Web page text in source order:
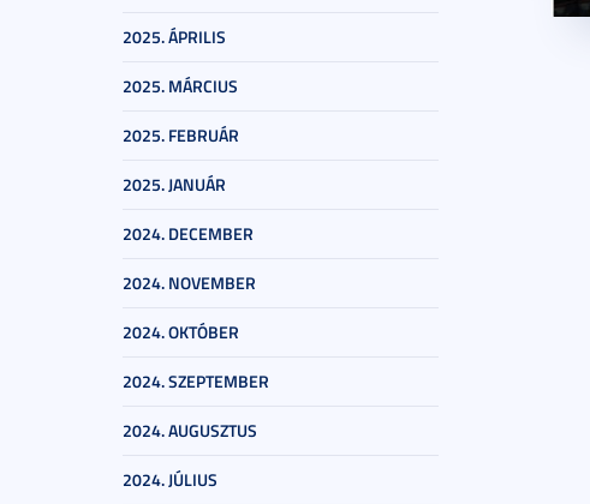
2025. ÁPRILIS
2025. MÁRCIUS
2025. FEBRUÁR
2025. JANUÁR
2024. DECEMBER
2024. NOVEMBER
2024. OKTÓBER
2024. SZEPTEMBER
2024. AUGUSZTUS
2024. JÚLIUS